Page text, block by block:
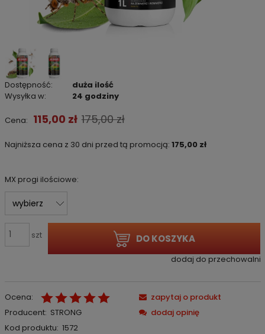
Dostępność:
duża ilość
Wysyłka w:
24 godziny
Cena: 115,00 zł 175,00 zł
Najniższa cena z 30 dni przed tą promocją: 175,00 zł
MX progi ilościowe:
szt DO KOSZYKA
dodaj do przechowalni
Ocena:
Producent: STRONG
Kod produktu: 1572
zapytaj o produkt
dodaj opinię